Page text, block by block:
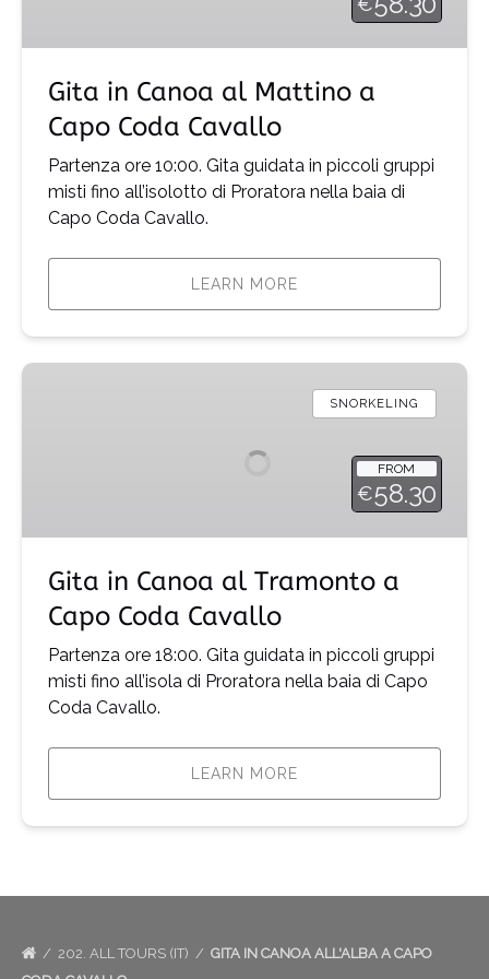
Cavallo
Gita in Canoa al Mattino a
Capo Coda Cavallo
Partenza ore 10:00. Gita guidata in piccoli gruppi
misti fino all’isolotto di Proratora nella baia di
Capo Coda Cavallo.
LEARN MORE
Gita
Cavallo
SNORKELING
FROM
€58.30
Gita in Canoa al Tramonto a
Capo Coda Cavallo
Partenza ore 18:00. Gita guidata in piccoli gruppi
misti fino all’isola di Proratora nella baia di Capo
Coda Cavallo.
LEARN MORE
202. ALL TOURS (IT)
GITA IN CANOA ALL'ALBA A CAPO